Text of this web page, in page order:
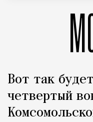
Вот так
четвертый